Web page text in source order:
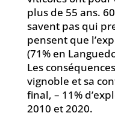
plus de 55 ans.
savent pas qui
pensent que
(71% en
Les
vignoble et sa
final, – 11%
2010 et 2020.